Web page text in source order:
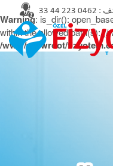
Warning: is_dir():
within the allowed path(s):
/www/wwwroot/
:
0462 223 44 33